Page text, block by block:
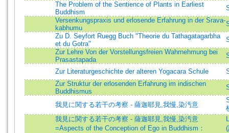
The Problem of the Sentience of Plants in Earliest
Buddhism
Versenkungspraxis und erlosende Erfahrung in der Srava-
kabhumu
Zu D. Seyfort Ruegg Buch "Theorie du Tathagatagarbha
et du Gotra"
Zur Lehre Von der Vorstellungsfreien Wahrnehmung bei
Prasastapada
Zur Literaturgeschichte der alteren Yogacara Schule
Zur Struktur der erlosenden Erfahrung im indischen
Buddhismus
我見に関する若干の考察 - 薩迦耶見,我慢,染汚意
我見に関する若干の考察 - 薩迦耶見,我慢,染汚意
=Aspects of the Conception of Ego in Buddhism：